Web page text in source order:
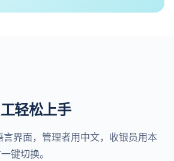
轻松上手
界面，管理者用中文，收银员用本
键切换。